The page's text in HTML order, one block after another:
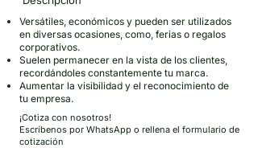
Versátiles, económicos y pueden ser utilizados
en diversas ocasiones, como, ferias o regalos
corporativos.
Suelen permanecer en la vista de los clientes,
recordándoles constantemente tu marca.
Aumentar la visibilidad y el reconocimiento de
tu empresa.
¡Cotiza con nosotros!
Escríbenos por WhatsApp o rellena el formulario de
cotización